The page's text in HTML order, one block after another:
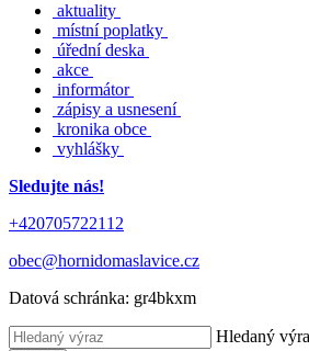
aktuality
místní poplatky
úřední deska
akce
informátor
zápisy a usnesení
kronika obce
vyhlášky
Sledujte nás!
+420705722112
obec@hornidomaslavice.cz
Datová schránka: gr4bkxm
Hledaný